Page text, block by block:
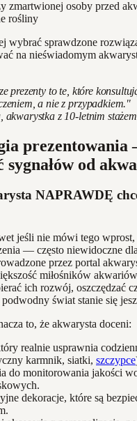
wybrać sprawdzone
na nieświadomym
prezenty to te, które
a nie z przypadkiem."
z 10-letnim stażem
sygnałów od
NAPRAWDĘ
jeśli nie mówi tego wprost,
— często niewidoczne
przez portal
miłośników
ich rozwój, oszczędzać
świat stanie się
to, że akwarysta doceni:
realnie usprawnia
karmnik, siatki, szczypce
do monitorowania jakości
dekoracje, które są